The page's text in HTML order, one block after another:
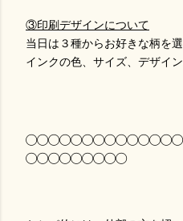
③印刷デザインについて
当日は３種からお好きな柄を
インクの色、サイズ、デザイ
◯◯◯◯◯◯◯◯◯